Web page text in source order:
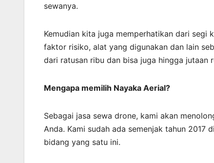
sewanya.
Kemudian kita juga memperhatikan dari segi
faktor risiko, alat yang digunakan dan lain
dari ratusan ribu dan bisa juga hingga jutaan
Mengapa memilih Nayaka Aerial?
Sebagai jasa sewa drone, kami akan
Anda. Kami sudah ada semenjak tahun 2017
bidang yang satu ini.